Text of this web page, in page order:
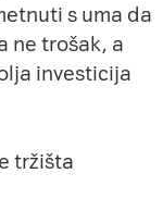
s uma da
ne trošak, a
investicija
tržišta